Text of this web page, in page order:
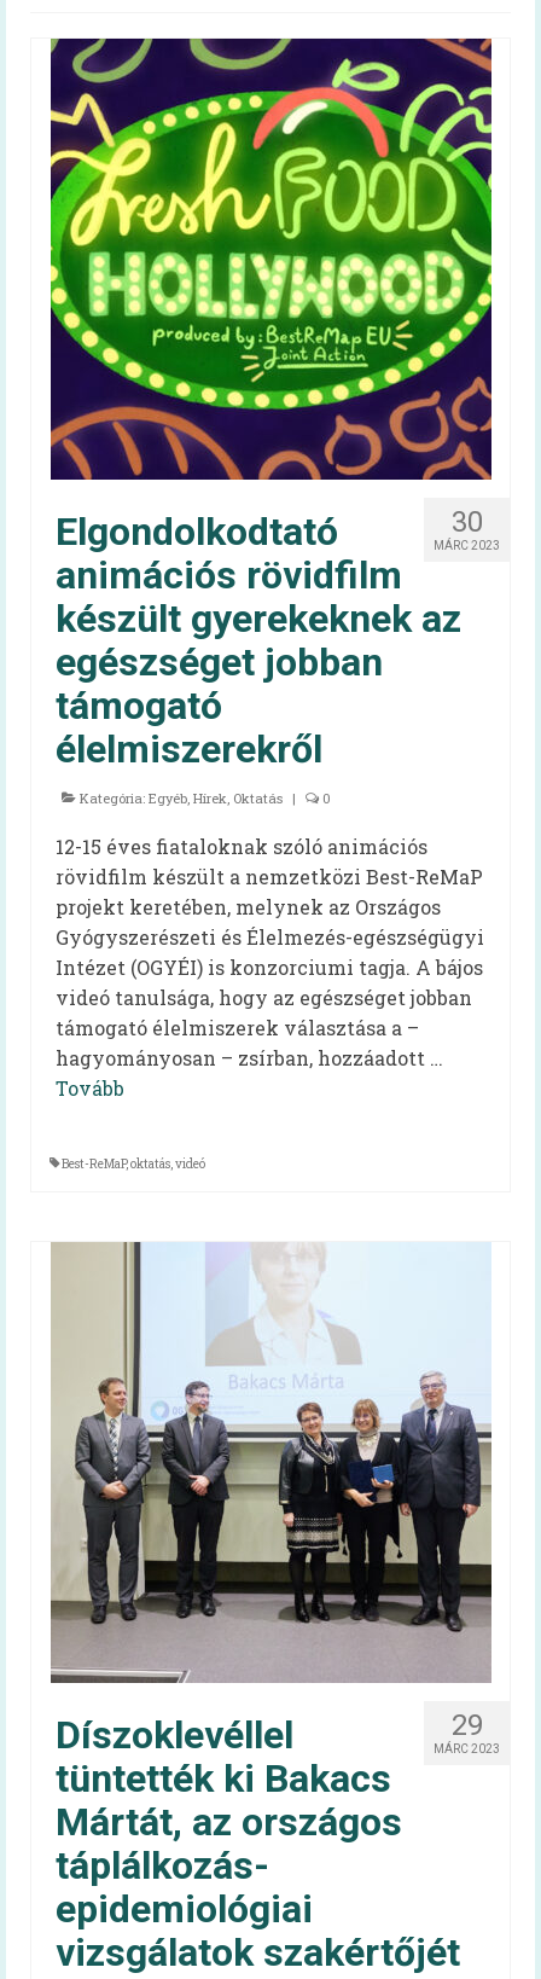
Magyar táplálkozási ajánlás –
OKOSTÁNYÉR®
Kalkulátorok
BMI
Energiaigény (felnőtt)
Energiaigény (gyerek)
60+ egészség
Infografika
Videóüzenetek
60+ egészség kiadvány
Szakmai információk
Élelmezésben dolgozóknak – kiadvány
EFI-munkatársaknak
60+ receptek
Kardiovaszkuláris
Onkológiai
Egészséges táplálkozást ösztönző kórház
Dietetika 100
Aqua Challenge – a vízivás kihívás
Koronavírus
Receptek
Diétás étkezés kiadvány
Tanácsok koronavírus-járvány idején
Közétkeztetés
Keressük Magyarország legkedveltebb
közétkeztetésben dolgozó szakembereit
Közétkeztetési rendelet
A rendelet szövege
A rendelet magyarázata (videó)
Felhasználói kézikönyv
Gyakran ismételt kérdések
Intézménytípusonkénti hatályos rendeleti
pontok
Diétás étkeztetés
Élelmezésvezetői továbbképzés
Közétkeztetési felmérések
30
MÁRC 2023
Elgondolkodtató
animációs rövidfilm
készült gyerekeknek az
egészséget jobban
támogató
élelmiszerekről
Kategória: Egyéb, Hírek, Oktatás | 0
12-15 éves fiataloknak szóló animációs
rövidfilm készült a nemzetközi Best-ReMaP
projekt keretében, melynek az Országos
Gyógyszerészeti és Élelmezés-egészségügyi
Intézet (OGYÉI) is konzorciumi tagja. A bájos
videó tanulsága, hogy az egészséget jobban
támogató élelmiszerek választása a –
hagyományosan – zsírban, hozzáadott …
Tovább
Best-ReMaP,oktatás,videó
29
MÁRC 2023
Díszoklevéllel
tüntették ki Bakacs
Mártát, az országos
táplálkozás-
epidemiológiai
vizsgálatok szakértőjét